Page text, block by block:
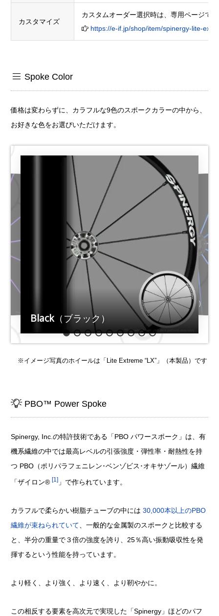
カスタマイズ
カスタムオーダー選択時は、専用ページで
https://e-if.jp/shop/item/spinergy-lite-
Spoke Color
価格は変わらずに、カラフルな9色のスポークカラーの中から、
お好きな色をお選びいただけます。
Black（ブラック）
Blue（ブルー）
※イメージ写真のホイールは「Lite Extreme “LX”」（本製品）です
PBO™ Power Spoke
Spinergy, Inc.の特許技術である「PBO パワースポーク」は、有
機系繊維の中では最高レベルの引張強度・弾性率・耐熱性を持
つ PBO（ポリパラフェニレン･ベンゾビス･オキサゾール）繊維
「ザイロン® 1 」で作られています。
カラフルで柔らかい樹脂チューブの中には30,000本以上のPBO
繊維が束ねられていて 、一般的な金属製のスポークと比較する
と、半分の重量で３倍の強度を誇り、25％高い振動吸収性を発
揮するという性能を持っています。
より軽く、より強く、より速く、より靭やかに。
この相反する要素を高次元で実現した「Spinergy」ほどのパフ